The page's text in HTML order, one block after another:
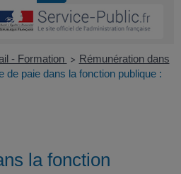
- Formation > Rémunération dans
de paie dans la fonction publique :
la fonction